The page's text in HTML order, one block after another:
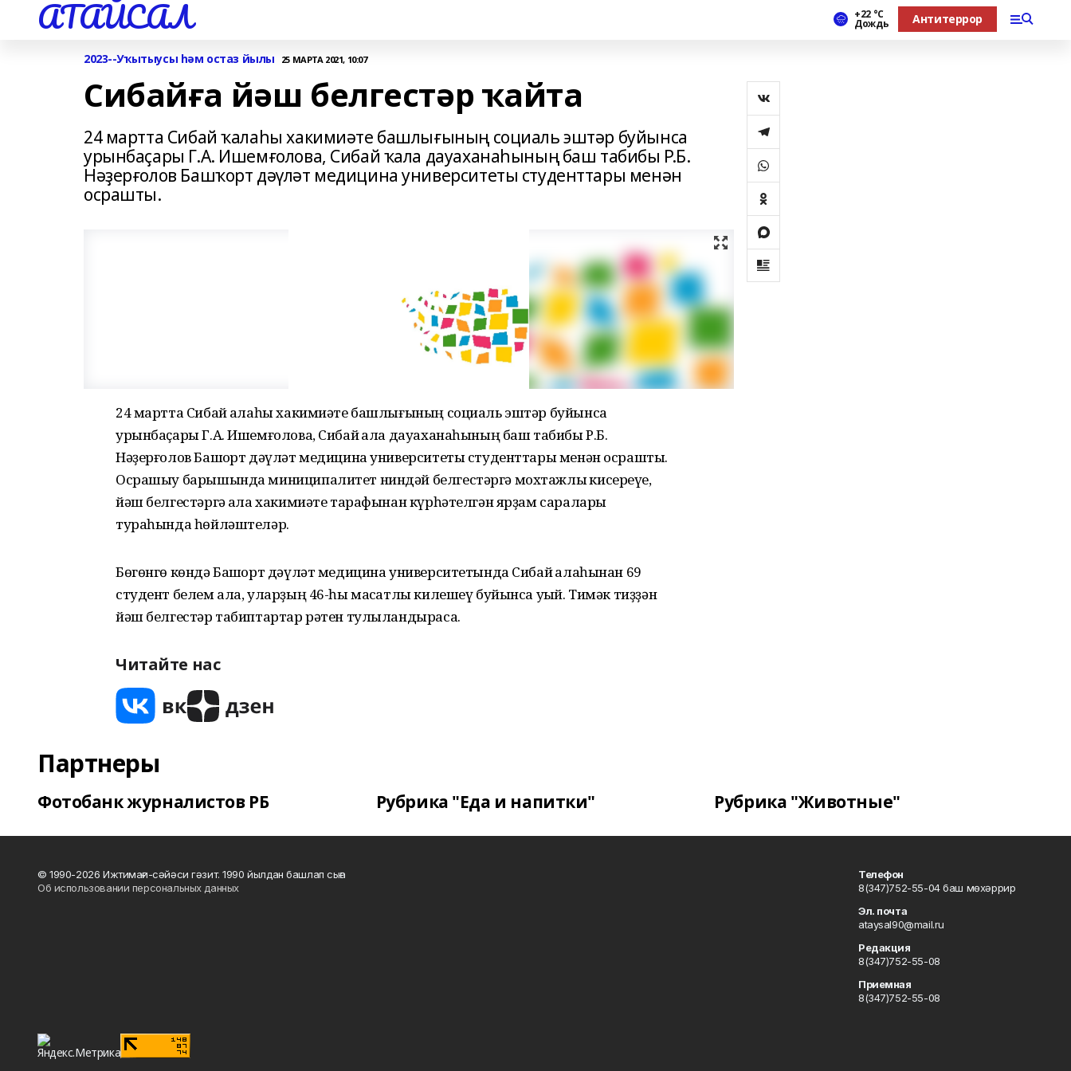
АТАЙСАЛ +22 °С
Дождь Антитеррор
2023--Уҡытыусы һәм остаз йылы 25 МАРТА 2021, 10:07
Сибайға йәш белгестәр ҡайта
24 мартта Сибай ҡалаһы хакимиәте башлығының социаль эштәр буйынса
урынбаҫары Г.А. Ишемғолова, Сибай ҡала дауаханаһының баш табибы Р.Б.
Нәҙерғолов Башҡорт дәүләт медицина университеты студенттары менән
осрашты.
24 мартта Сибай ҡалаһы хакимиәте башлығының социаль эштәр буйынса
урынбаҫары Г.А. Ишемғолова, Сибай ҡала дауаханаһының баш табибы Р.Б.
Нәҙерғолов Башҡорт дәүләт медицина университеты студенттары менән осрашты.
Осрашыу барышында миниципалитет ниндәй белгестәргә мохтажлыҡ кисереүе,
йәш белгестәргә ҡала хакимиәте тарафынан күрһәтелгән ярҙам саралары
тураһында һөйләштеләр.
Бөгөнгө көндә Башҡорт дәүләт медицина университетында Сибай ҡалаһынан 69
студент белем ала, уларҙың 46-һы маҡсатлы килешеү буйынса уҡый. Тимәк тиҙҙән
йәш белгестәр табиптартар рәтен тулыландырасаҡ.
Читайте нас
Партнеры
Фотобанк журналистов РБ Рубрика "Еда и напитки" Рубрика "Животные"
© 1990-2026 Ижтимағи-сәйәси гәзит. 1990 йылдан башлап сыға
Об использовании персональных данных
Телефон
8(347)752-55-04 баш мөхәррир
Эл. почта
ataysal90@mail.ru
Редакция
8(347)752-55-08
Приемная
8(347)752-55-08